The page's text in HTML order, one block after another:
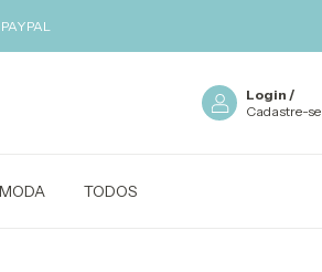
Login /
Cadastre-se
MODA TODOS